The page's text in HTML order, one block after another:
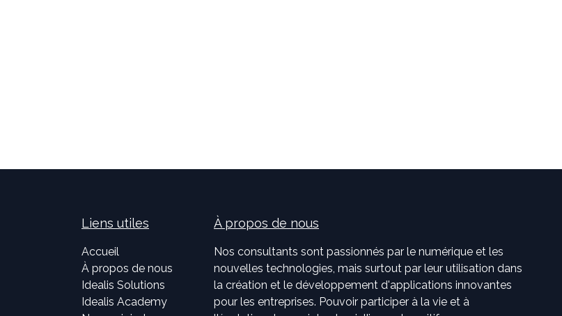
Liens utiles
Accueil
À propos de nous
Idealis Solutions
Idealis Academy
À propos de nous
Nos consultants sont passionnés par le numérique et les
nouvelles technologies, mais surtout par leur utilisation dans
la création et le développement d'applications innovantes
pour les entreprises. Pouvoir participer à la vie et à